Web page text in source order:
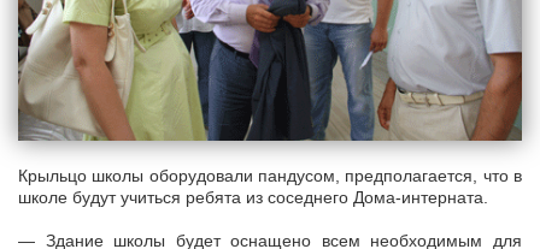
Крыльцо школы оборудовали пандусом, предполагается, что в
школе будут учиться ребята из соседнего Дома-интерната.
— Здание школы будет оснащено всем необходимым для